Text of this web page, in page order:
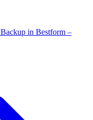
Backup in Bestform –